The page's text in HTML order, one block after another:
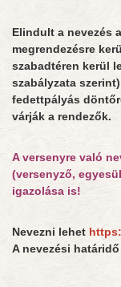
Elindult a nevezés
megrendezésre
szabadtéren kerül
szabályzata
fedettpályás
várják a rendezők.
A versenyre való
(versenyző,
igazolása is!
Nevezni lehet
A nevezési